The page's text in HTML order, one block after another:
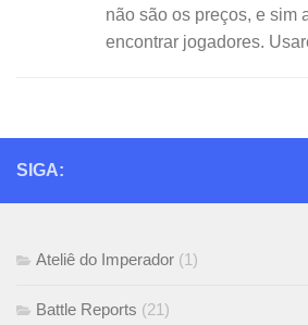
não são os preços, e sim
encontrar jogadores.
SIGA:
Ateliê do Imperador (1)
Battle Reports (21)